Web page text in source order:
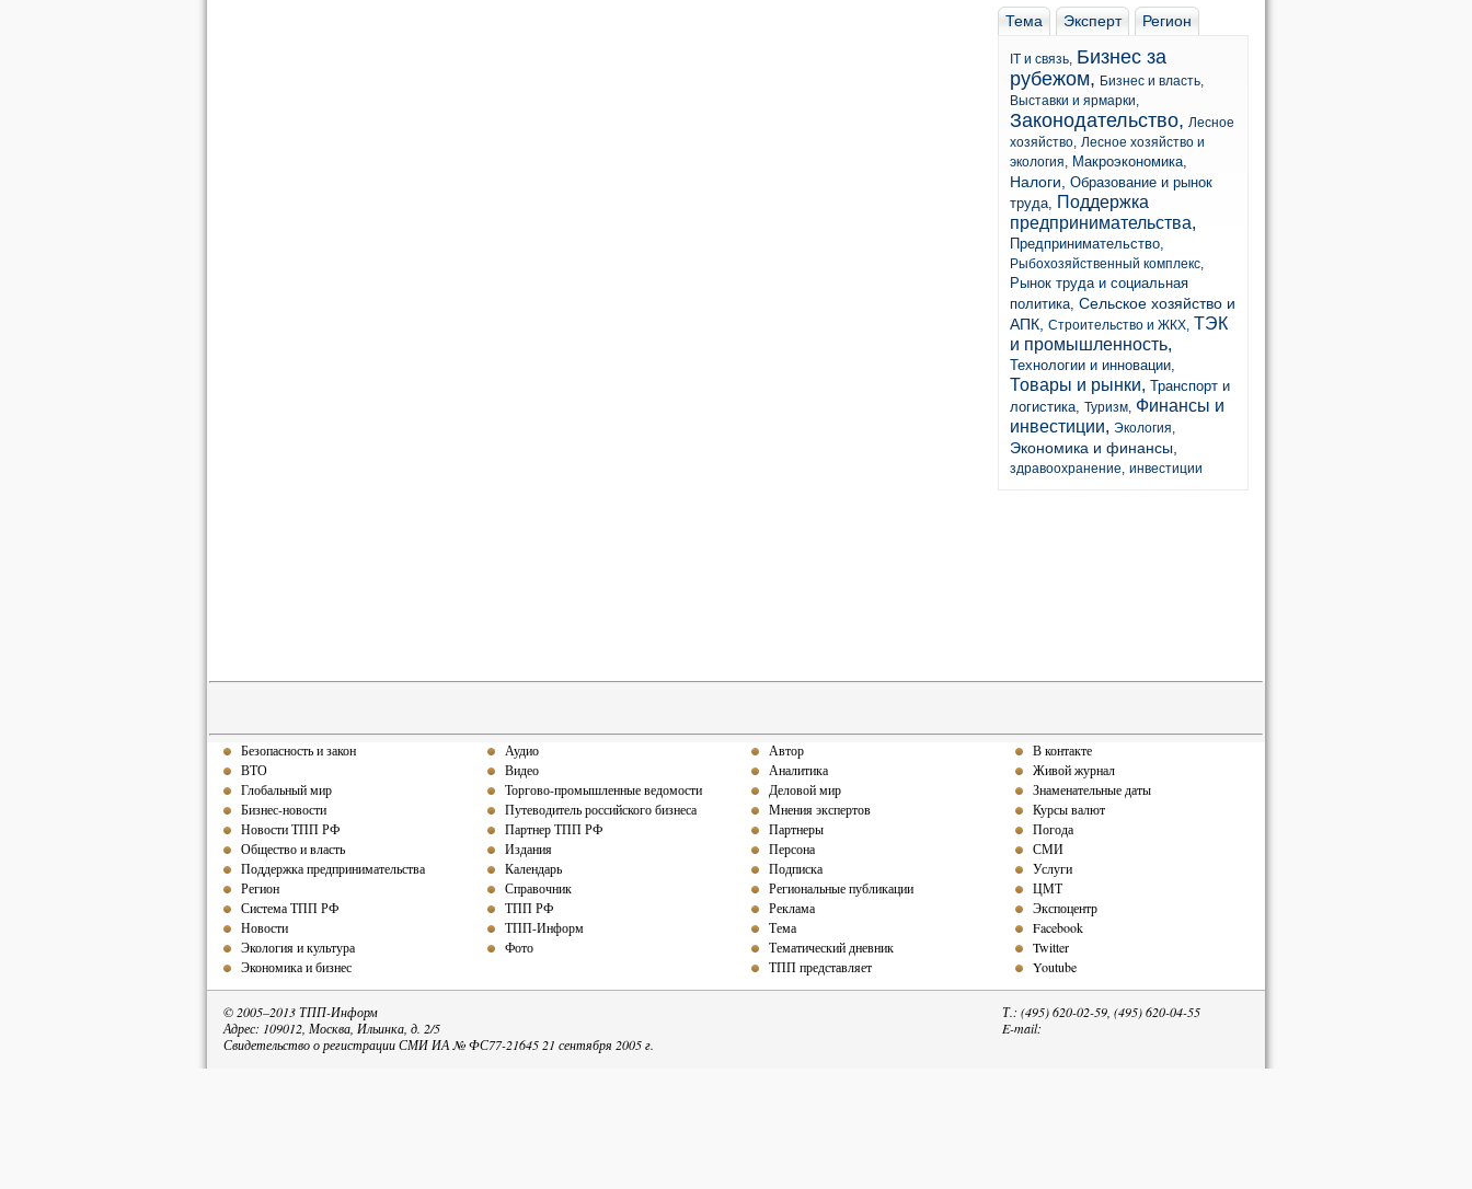
Тема Эксперт Регион
IT и связь, Бизнес за
рубежом, Бизнес и власть,
Выставки и ярмарки,
Законодательство, Лесное
хозяйство, Лесное хозяйство и
экология, Макроэкономика,
Налоги, Образование и рынок
труда, Поддержка
предпринимательства,
Предпринимательство,
Рыбохозяйственный комплекс,
Рынок труда и социальная
политика, Сельское хозяйство и
АПК, Строительство и ЖКХ, ТЭК
и промышленность,
Технологии и инновации,
Товары и рынки, Транспорт и
логистика, Туризм, Финансы и
инвестиции, Экология,
Экономика и финансы,
здравоохранение, инвестиции
Безопасность и закон
ВТО
Глобальный мир
Бизнес-новости
Новости ТПП РФ
Общество и власть
Поддержка предпринимательства
Регион
Система ТПП РФ
Новости
Экология и культура
Экономика и бизнес
Аудио
Видео
Торгово-промышленные ведомости
Путеводитель российского бизнеса
Партнер ТПП РФ
Издания
Календарь
Справочник
ТПП РФ
ТПП-Информ
Фото
Автор
Аналитика
Деловой мир
Мнения экспертов
Партнеры
Персона
Подписка
Региональные публикации
Реклама
Тема
Тематический дневник
ТПП представляет
В контакте
Живой журнал
Знаменательные даты
Курсы валют
Погода
СМИ
Услуги
ЦМТ
Экспоцентр
Facebook
Twitter
Youtube
© 2005–2013 ТПП-Информ
Адрес: 109012, Москва, Ильинка, д. 2/5
Свидетельство о регистрации СМИ ИА № ФС77-21645 21 сентября 2005 г.
Т.: (495) 620-02-59, (495) 620-04-55
E-mail: